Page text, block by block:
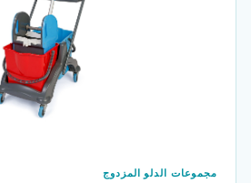
مجموعات الدلو المزدوج